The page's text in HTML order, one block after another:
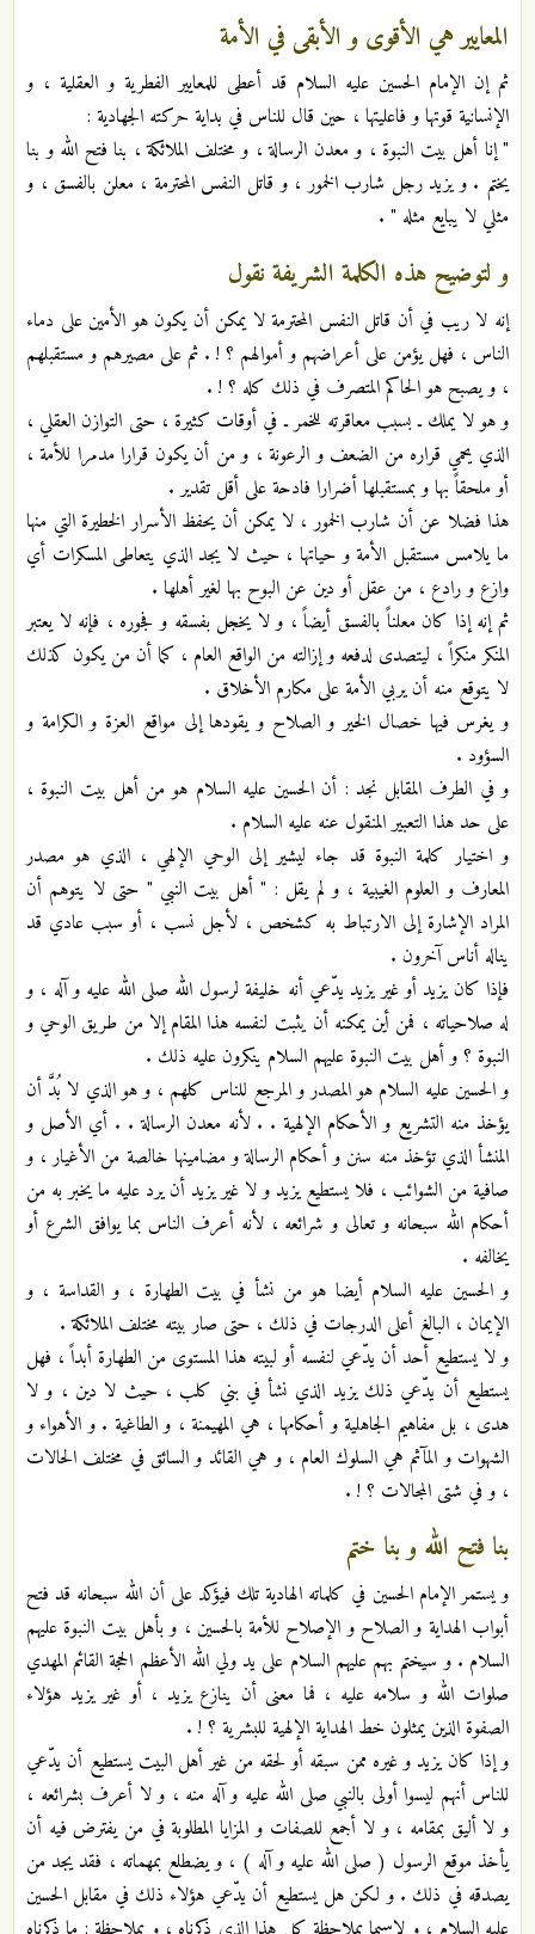
المعايير هي الأقوى و الأبقى في الأمة
ثم إن الإمام الحسين عليه السلام قد أعطى للمعايير الفطرية و العقلية ، و
الإنسانية قوتها و فاعليتها ، حين قال للناس في بداية حركته الجهادية :
" إنا أهل بيت النبوة ، و معدن الرسالة ، و مختلف الملائكة ، بنا فتح الله و بنا
يختم . و يزيد رجل شارب الخمور ، و قاتل النفس المحترمة ، معلن بالفسق ، و
مثلي لا يبايع مثله " .
و لتوضيح هذه الكلمة الشريفة نقول
إنه لا ريب في أن قاتل النفس المحترمة لا يمكن أن يكون هو الأمين على دماء
الناس ، فهل يؤمن على أعراضهم و أموالهم ؟ ! . ثم على مصيرهم و مستقبلهم
، و يصبح هو الحاكم المتصرف في ذلك كله ؟ ‍‍! .
و هو لا يملك ـ بسبب معاقرته للخمر ـ في أوقات كثيرة ، حتى التوازن العقلي ،
الذي يحمي قراره من الضعف و الرعونة ، و من أن يكون قرارا مدمرا للأمة ،
أو ملحقاً بها و بمستقبلها أضرارا فادحة على أقل تقدير .
هذا فضلا عن أن شارب الخمور ، لا يمكن أن يحفظ الأسرار الخطيرة التي منها
ما يلامس مستقبل الأمة و حياتها ، حيث لا يجد الذي يتعاطى المسكرات أي
وازع و رادع ، من عقل أو دين عن البوح بها لغير أهلها .
ثم إنه إذا كان معلناً بالفسق أيضاً ، و لا يخجل بفسقه و فجوره ، فإنه لا يعتبر
المنكر منكراً ، ليتصدى لدفعه و إزالته من الواقع العام ، كما أن من يكون كذلك
لا يتوقع منه أن يربي الأمة على مكارم الأخلاق .
و يغرس فيها خصال الخير و الصلاح و يقودها إلى مواقع العزة و الكرامة و
السؤود .
و في الطرف المقابل نجد : أن الحسين عليه السلام هو من أهل بيت النبوة ،
على حد هذا التعبير المنقول عنه عليه السلام .
و اختيار كلمة النبوة قد جاء ليشير إلى الوحي الإلهي ، الذي هو مصدر
المعارف و العلوم الغيبية ، و لم يقل : " أهل بيت النبي " حتى لا يتوهم أن
المراد الإشارة إلى الارتباط به كشخص ، لأجل نسب ، أو سبب عادي قد
يناله أناس آخرون .
فإذا كان يزيد أو غير يزيد يدّعي أنه خليفة لرسول الله صلى الله عليه و آله ، و
له صلاحياته ، فمن أين يمكنه أن يثبت لنفسه هذا المقام إلا من طريق الوحي و
النبوة ؟ و أهل بيت النبوة عليهم السلام ينكرون عليه ذلك .
و الحسين عليه السلام هو المصدر و المرجع للناس كلهم ، و هو الذي لا بُدَّ أن
يؤخذ منه التشريع و الأحكام الإلهية . . لأنه معدن الرسالة . . أي الأصل و
المنشأ الذي تؤخذ منه سنن و أحكام الرسالة و مضامينها خالصة من الأغيار ، و
صافية من الشوائب ، فلا يستطيع يزيد و لا غير يزيد أن يرد عليه ما يخبر به من
أحكام الله سبحانه و تعالى و شرائعه ، لأنه أعرف الناس بما يوافق الشرع أو
يخالفه .
و الحسين عليه السلام أيضا هو من نشأ في بيت الطهارة ، و القداسة ، و
الإيمان ، البالغ أعلى الدرجات في ذلك ، حتى صار بيته مختلف الملائكة .
و لا يستطيع أحد أن يدّعي لنفسه أو لبيته هذا المستوى من الطهارة أبداً ، فهل
يستطيع أن يدّعي ذلك يزيد الذي نشأ في بني كلب ، حيث لا دين ، و لا
هدى ، بل مفاهيم الجاهلية و أحكامها ، هي المهيمنة ، و الطاغية . و الأهواء و
الشهوات و المآثم هي السلوك العام ، و هي القائد و السائق في مختلف الحالات
، و في شتى المجالات ؟ ! .
بنا فتح الله و بنا ختم
و يستمر الإمام الحسين في كلماته الهادية تلك فيؤكد على أن الله سبحانه قد فتح
أبواب الهداية و الصلاح و الإصلاح للأمة بالحسين ، و بأهل بيت النبوة عليهم
السلام . و سيختم بهم عليهم السلام على يد ولي الله الأعظم الحجة القائم المهدي
صلوات الله و سلامه عليه ، فما معنى أن ينازع يزيد ، أو غير يزيد هؤلاء
الصفوة الذين يمثلون خط الهداية الإلهية للبشرية ؟ ! .
و إذا كان يزيد و غيره ممن سبقه أو لحقه من غير أهل البيت يستطيع أن يدّعي
للناس أنهم ليسوا أولى بالنبي صلى الله عليه و آله منه ، و لا أعرف بشرائعه ،
و لا أليق بمقامه ، و لا أجمع للصفات و المزايا المطلوبة في من يفترض فيه أن
يأخذ موقع الرسول ( صلى الله عليه و آله ) ، و يضطلع بمهماته ، فقد يجد من
يصدقه في ذلك . و لكن هل يستطيع أن يدّعي هؤلاء ذلك في مقابل الحسين